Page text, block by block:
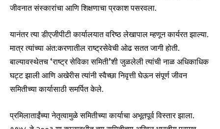
जीवनात संस्कारांचा आणि शिक्षणाचा प्रकाश पसरवला.
यानंतर त्या डीएजीपीटी कार्यालयात वरिष्ठ लेखापाल म्हणून कार्यरत झाल्या.
मात्र त्यांच्या अंत:करणातील राष्ट्रसेवेची ओढ सतत जागी होती.
बाल्यावस्थेतच ‘राष्ट्र सेविका समिती’शी जुळलेली त्यांची नाळ अधिकाधिक
घट्ट झाली आणि अखेरीस त्यांनी स्वैच्छा निवृत्ती घेऊन संपूर्ण जीवन
समितीच्या कार्यासाठी समर्पित केले.
प्रमिलाताईंच्या नेतृत्वामुळे समितीच्या कार्याचा अभूतपूर्व विस्तार झाला.